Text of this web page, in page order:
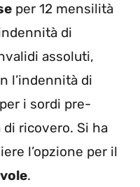
per 12 mensilità
di
assoluti,
l’indennità di
i sordi pre-
ricovero. Si ha
l’opzione per il
.